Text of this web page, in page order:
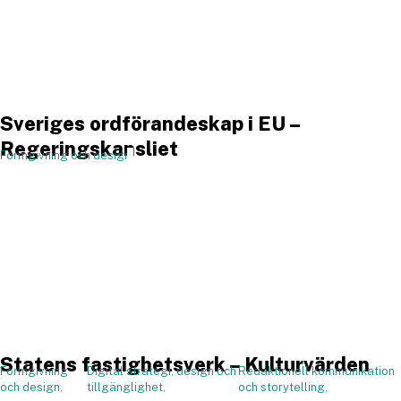
Sveriges ordförandeskap i EU –
Regeringskansliet
Formgivning och design,
Statens fastighetsverk – Kulturvärden
Formgivning
och design,
Digital strategi, design och
tillgänglighet,
Redaktionell kommunikation
och storytelling,